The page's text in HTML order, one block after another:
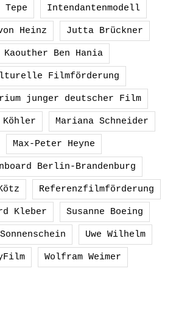
Tepe Intendantenmodell
Heinz Jutta Brückner
Kaouther Ben Hania
Filmförderung
junger deutscher Film
Köhler Mariana Schneider
Max-Peter Heyne
Berlin-Brandenburg
Referenzfilmförderung
Kleber Susanne Boeing
Uwe Wilhelm
Wolfram Weimer